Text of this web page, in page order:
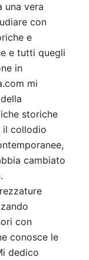
una vera
con
e
e tutti quegli
in
mi
storiche
il collodio
cambiato
con
conosce le
dedico